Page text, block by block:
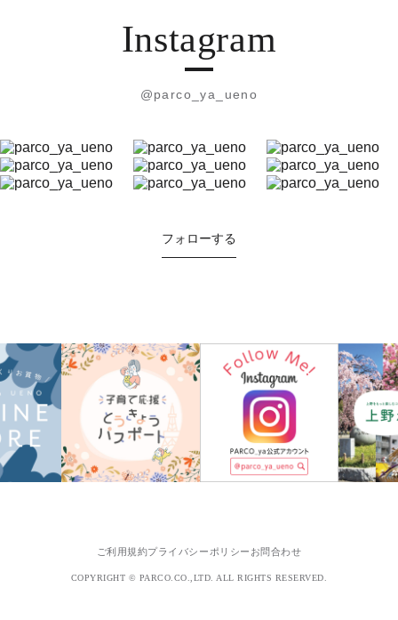
Instagram
@parco_ya_ueno
フォローする
ご利用規約プライバシーポリシー お問合わせ
COPYRIGHT © PARCO.CO.,LTD. ALL RIGHTS RESERVED.